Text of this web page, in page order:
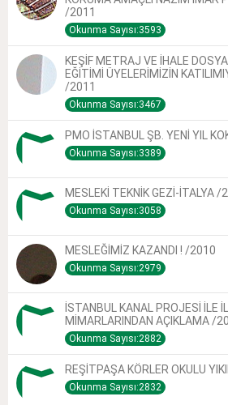
/2011
Okunma Sayısı:3593
KEŞİF METRAJ VE İHALE
EĞİTİMİ ÜYELERİMİZİN
/2011
Okunma Sayısı:3467
PMO İSTANBUL ŞB. YENİ YIL
Okunma Sayısı:3389
MESLEKİ TEKNİK GEZİ-İTALYA /
Okunma Sayısı:3058
MESLEĞİMİZ KAZANDI ! /2010
Okunma Sayısı:2979
İSTANBUL KANAL PROJESİ İLE
MİMARLARINDAN AÇIKLAMA /
Okunma Sayısı:2882
REŞİTPAŞA KÖRLER OKULU
Okunma Sayısı:2832